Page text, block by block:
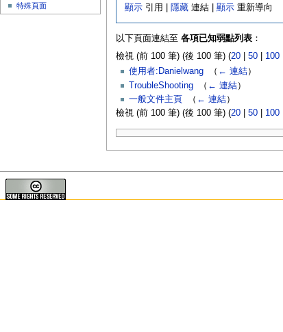
顯示 引用 | 隱藏 連結 |顯示 重新導向
以下頁面連結至 各項已知弱點列表：
檢視 (前 100 筆) (後 100 筆) (20| 50| 100|
使用者:Danielwang‎ （ ← 連結）
TroubleShooting‎ （ ← 連結）
一般文件主頁‎ （ ← 連結）
檢視 (前 100 筆) (後 100 筆) (20| 50| 100|
特殊頁面